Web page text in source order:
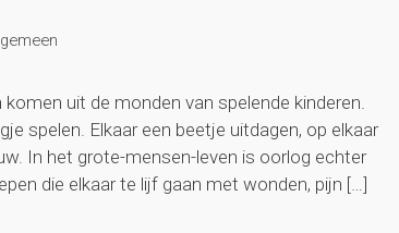
komen uit de monden van spelende kinderen.
spelen. Elkaar een beetje uitdagen, op elkaar
In het grote-mensen-leven is oorlog echter
die elkaar te lijf gaan met wonden, pijn […]